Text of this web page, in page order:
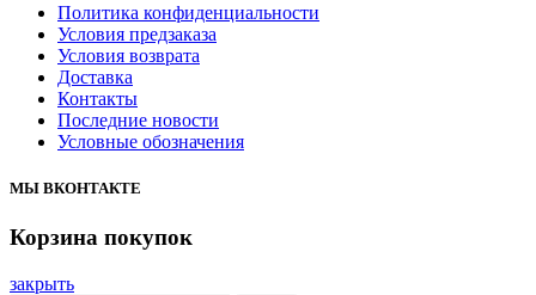
Политика конфиденциальности
Условия предзаказа
Условия возврата
Доставка
Контакты
Последние новости
Условные обозначения
МЫ ВКОНТАКТЕ
Корзина покупок
закрыть